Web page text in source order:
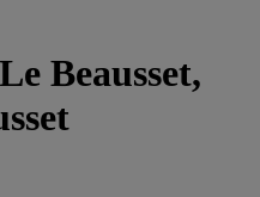
Beausset,